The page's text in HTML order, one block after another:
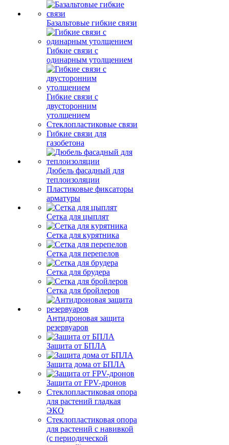
Базальтовые гибкие связи
Гибкие связи с
одинарным утолщением
Гибкие связи с
двусторонним
утолщением
Стеклопластиковые связи
Гибкие связи для
газобетона
Дюбель фасадный для
теплоизоляции
Пластиковые фиксаторы
арматуры
Сетка для цыплят
Сетка для курятника
Сетка для перепелов
Сетка для брудера
Сетка для бройлеров
Антидроновая защита
резервуаров
Защита от БПЛА
Защита дома от БПЛА
Защита от FPV-дронов
Стеклопластиковая опора
для растений гладкая
ЭКО
Стеклопластиковая опора
для растений с навивкой
(с периодической